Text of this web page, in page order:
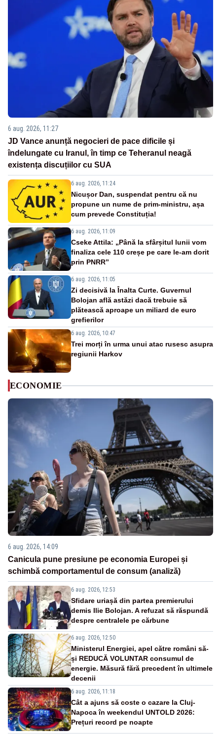
6 aug. 2026, 11:27
JD Vance anunță negocieri de pace dificile și
îndelungate cu Iranul, în timp ce Teheranul neagă
existența discuțiilor cu SUA
6 aug. 2026, 11:24
Nicușor Dan, suspendat pentru că nu
propune un nume de prim-ministru, așa
cum prevede Constituția!
6 aug. 2026, 11:09
Cseke Attila: „Până la sfârșitul lunii vom
finaliza cele 110 creșe pe care le-am dorit
prin PNRR”
6 aug. 2026, 11:05
Zi decisivă la Înalta Curte. Guvernul
Bolojan află astăzi dacă trebuie să
plătească aproape un miliard de euro
grefierilor
6 aug. 2026, 10:47
Trei morți în urma unui atac rusesc asupra
regiunii Harkov
ECONOMIE
6 aug. 2026, 14:09
Canicula pune presiune pe economia Europei și
schimbă comportamentul de consum (analiză)
6 aug. 2026, 12:53
Sfidare uriașă din partea premierului
demis Ilie Bolojan. A refuzat să răspundă
despre centralele pe cărbune
6 aug. 2026, 12:50
Ministerul Energiei, apel către români să-
și REDUCĂ VOLUNTAR consumul de
energie. Măsură fără precedent în ultimele
decenii
6 aug. 2026, 11:18
Cât a ajuns să coste o cazare la Cluj-
Napoca în weekendul UNTOLD 2026:
Prețuri record pe noapte